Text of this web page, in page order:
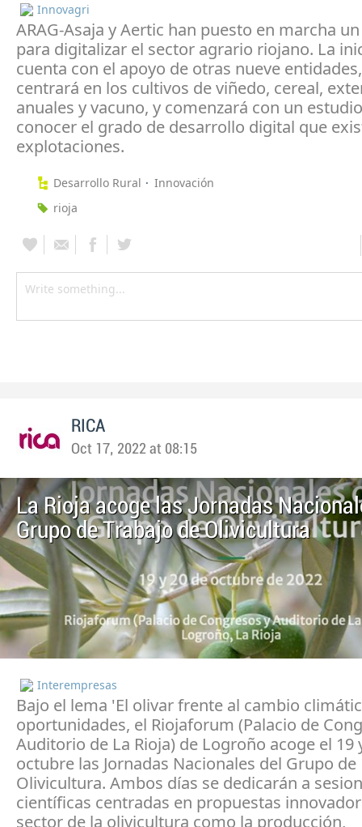
Innovagri
ARAG-Asaja y Aertic han puesto en marcha
para digitalizar el sector agrario riojano. La
cuenta con el apoyo de otras nueve
centrará en los cultivos de viñedo, cereal,
anuales y vacuno, y comenzará con un
conocer el grado de desarrollo digital que
explotaciones.
Desarrollo Rural
Innovación
rioja
RICA
Oct 17, 2022 at 08:15
La Rioja acoge las Jornadas
Grupo de Trabajo de Olivicultura
Interempresas
Bajo el lema 'El olivar frente al cambio
oportunidades, el Riojaforum (Palacio de
Auditorio de La Rioja) de Logroño acoge el 19
octubre las Jornadas Nacionales del Grupo de
Olivicultura. Ambos días se dedicarán a
científicas centradas en propuestas
sector de la olivicultura como la producción,